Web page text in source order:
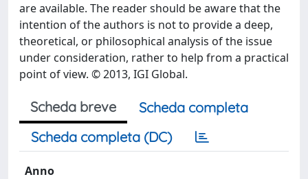
are available. The reader should be aware that the
intention of the authors is not to provide a deep,
theoretical, or philosophical analysis of the issue
under consideration, rather to help from a practical
point of view. © 2013, IGI Global.
Scheda breve
Scheda completa
Scheda completa (DC)
Anno